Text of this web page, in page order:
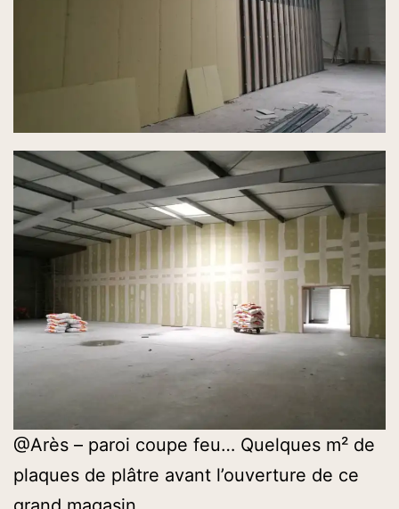
@Arès – paroi coupe feu… Quelques m² de
plaques de plâtre avant l’ouverture de ce